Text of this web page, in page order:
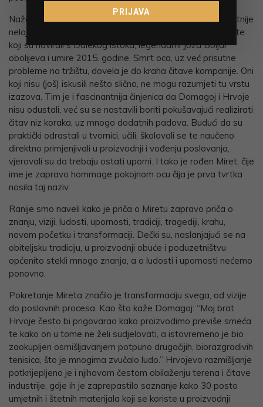
Nažalost, uslijed sve osjetnije financijske krize i sve prisutnije
nelojalne konkurencije te jeftinih proizvoda slabije kvalitete
koji su navirali s Dalekog istoka, legendarni Joža Boljar
obolijeva i umire 2015. godine. Smrt oca, uz već prisutne
probleme na tržištu, dovela je do kraha čitave kompanije. Oni
koji nisu (još) iskusili nešto slično, ne mogu razumjeti tu vrstu
izazova. Tim je i fascinantnija činjenica da Domagoj i Hrvoje
nisu odustali, već su se nastavili boriti pokušavajući realizirati
čitav niz koraka, uz mnogo dodatnih padova. Budući da su
praktički odrastali u tvornici, učili, školovali se te naučeno
direktno primjenjivali u proizvodnji i vođenju poslovanja,
vjerovali su da trebaju ostati uporni. I tako je rođen Miret, čije
ime je zapravo hommage pokojnom ocu čija je prva tvrtka
nosila taj naziv.
Ranije smo naveli kako je priča o Miretu zapravo priča o
znanju, viziji, ludosti, upornosti, tradiciji, tragediji, krahu,
novom početku i transformaciji. Dečki su, naslanjajući se na
obiteljsku tradiciju, u proizvodnji obuće i poduzetništvu
općenito stekli mnogo znanja, a o ludosti i upornosti nećemo
ponovno.
Pokretanje Mireta značilo je transformaciju svega, od vizije
do poslovnih procesa. Kao što kaže Domagoj: “Moj brat
Hrvoje često bi prigovarao kako proizvodimo previše smeća
te kako on u tome ne želi sudjelovati, a istovremeno je bio
zaokupljen osmišljavanjem potpuno drugačijih, biorazgradivih
tenisica, što je mnogima zvučalo ludo.” Hrvojevo razmišljanje
potkrijepljeno je i njihovom čestom obilaženju terena i čitave
industrije, gdje ih je zaprepastilo saznanje kako 30 posto
umjetnih i štetnih materijala koji se koriste u proizvodnji
PRIJAVA